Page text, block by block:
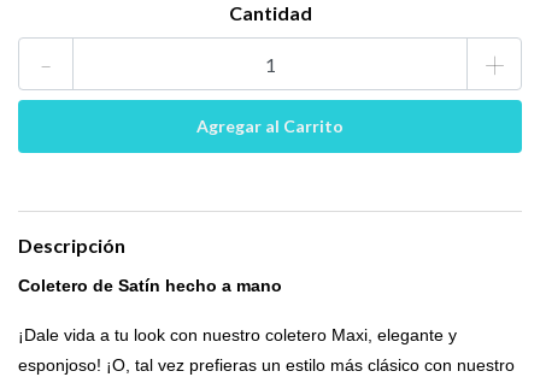
Cantidad
- +
Descripción
Coletero de Satín hecho a mano
¡Dale vida a tu look con nuestro coletero Maxi, elegante y
esponjoso! ¡O, tal vez prefieras un estilo más clásico con nuestro